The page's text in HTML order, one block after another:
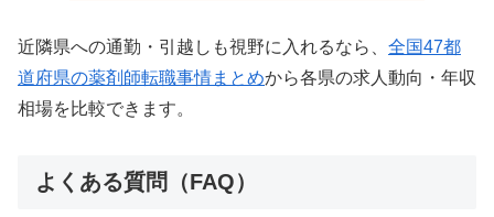
近隣県への通勤・引越しも視野に入れるなら、 全国47都
道府県の薬剤師転職事情まとめから各県の求人動向・年収
相場を比較できます。
よくある質問（FAQ）